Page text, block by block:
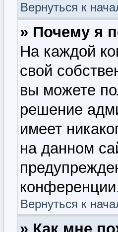
Вернуться к
» Почему я
На каждой
свой
вы можете
решение
имеет
на данном
Вернуться к